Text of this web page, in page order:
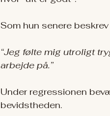
Som hun senere
“Jeg følte mig utroligt
arbejde på.”
Under regressionen
bevidstheden.